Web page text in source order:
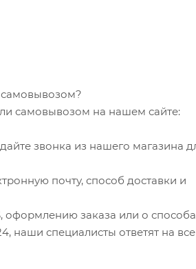
самовывозом?
самовывозом на нашем сайте:
звонка из нашего магазина
почту, способ доставки и
оформлению заказа или о
наши специалисты ответят на все